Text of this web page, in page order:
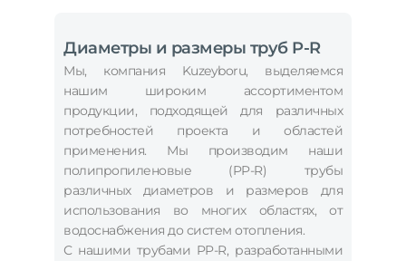
Диаметры и размеры труб P-R
Мы, компания Kuzeyboru, выделяемся
нашим широким ассортиментом
продукции, подходящей для различных
потребностей проекта и областей
применения. Мы производим наши
полипропиленовые (PP-R) трубы
различных диаметров и размеров для
использования во многих областях, от
водоснабжения до систем отопления.
С нашими трубами PP-R, разработанными